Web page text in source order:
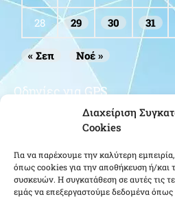
Διαχείριση
Cookies
Για να παρέχουμε την καλύτερη
όπως cookies για την αποθήκευση ή/και
συσκευών. Η συγκατάθεση σε αυτές τις
εμάς να επεξεργαστούμε δεδομένα
28 29 30 31
« Σεπ Νοέ »
Οδηγίες για GPS